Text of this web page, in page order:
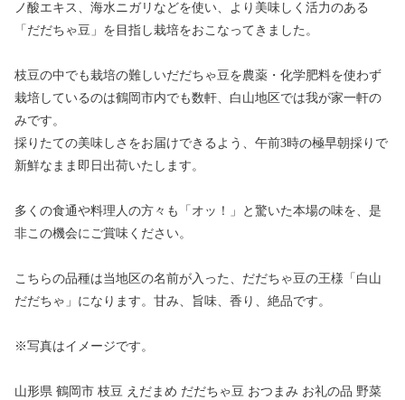
ノ酸エキス、海水ニガリなどを使い、より美味しく活力のある
「だだちゃ豆」を目指し栽培をおこなってきました。
枝豆の中でも栽培の難しいだだちゃ豆を農薬・化学肥料を使わず
栽培しているのは鶴岡市内でも数軒、白山地区では我が家一軒の
みです。
採りたての美味しさをお届けできるよう、午前3時の極早朝採りで
新鮮なまま即日出荷いたします。
多くの食通や料理人の方々も「オッ！」と驚いた本場の味を、是
非この機会にご賞味ください。
こちらの品種は当地区の名前が入った、だだちゃ豆の王様「白山
だだちゃ」になります。甘み、旨味、香り、絶品です。
※写真はイメージです。
山形県 鶴岡市 枝豆 えだまめ だだちゃ豆 おつまみ お礼の品 野菜